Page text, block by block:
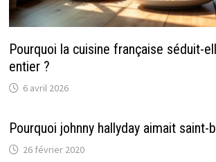
Pourquoi la cuisine française séduit-
entier ?
6 avril 2026
Pourquoi johnny hallyday aimait saint-
26 février 2020